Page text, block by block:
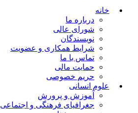
خانه
درباره ما
شورای عالی
نویسندگان
شرایط همکاری و عضویت
تماس با ما
حمایت مالی
حریم خصوصی
علوم انسانی
آموزش و پرورش
جغرافیای فرهنگی و اجتماعی